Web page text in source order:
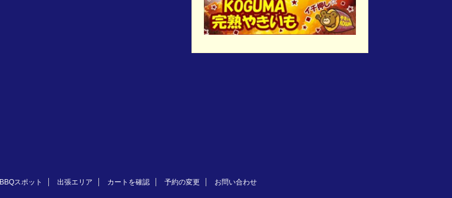
BBQスポット 出張エリア カートを確認 予約の変更 お問い合わせ